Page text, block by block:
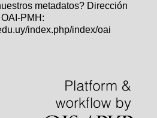
metadatos? Dirección
OAI-PMH:
index.php/index/oai